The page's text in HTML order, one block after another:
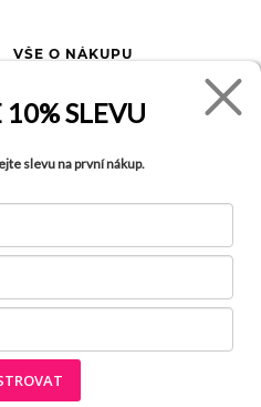
VŠE O NÁKUPU
Jak reklamovat zboží
Tabulka velikostí
Recyklace
10% SLEVU
slevu na první nákup.